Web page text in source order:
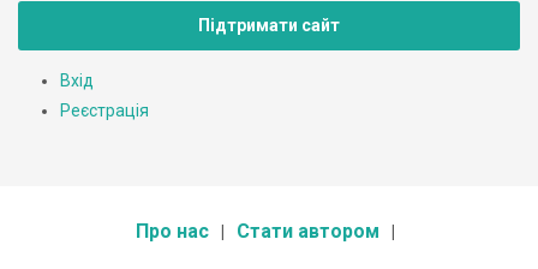
Підтримати сайт
Вхід
Реєстрація
Про нас Стати автором